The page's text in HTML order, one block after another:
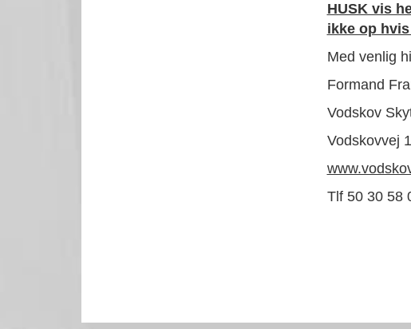
HUSK vis
ikke op
Med venlig
Formand
Vodskov
Vodskovvej
Tlf 50 30 58